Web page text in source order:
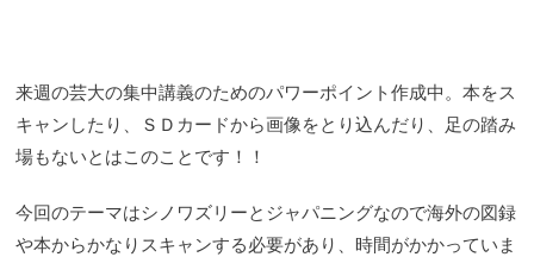
来週の芸大の集中講義のためのパワーポイント作成中。本をス
キャンしたり、ＳＤカードから画像をとり込んだり、足の踏み
場もないとはこのことです！！
今回のテーマはシノワズリーとジャパニングなので海外の図録
や本からかなりスキャンする必要があり、時間がかかっていま